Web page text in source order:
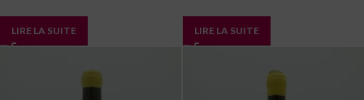
LIRE LA SUITE LIRE LA SUITE